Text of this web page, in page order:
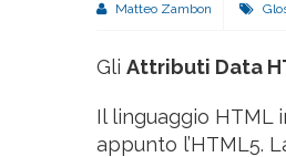
Matteo Zambon
Gli Attributi Data
Il linguaggio HTML
appunto l’HTML5.